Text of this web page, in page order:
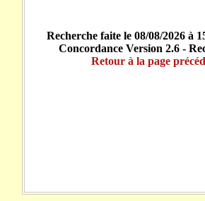
Recherche faite le 08/08/2026 à
Concordance Version 2.6 -
Retour à la page